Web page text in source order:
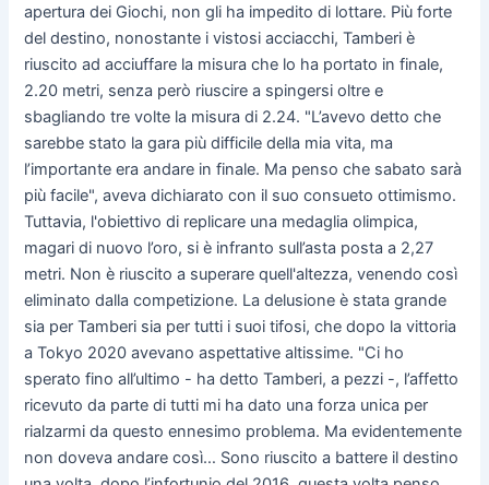
apertura dei Giochi, non gli ha impedito di lottare. Più forte
del destino, nonostante i vistosi acciacchi, Tamberi è
riuscito ad acciuffare la misura che lo ha portato in finale,
2.20 metri, senza però riuscire a spingersi oltre e
sbagliando tre volte la misura di 2.24. "L’avevo detto che
sarebbe stato la gara più difficile della mia vita, ma
l’importante era andare in finale. Ma penso che sabato sarà
più facile", aveva dichiarato con il suo consueto ottimismo.
Tuttavia, l'obiettivo di replicare una medaglia olimpica,
magari di nuovo l’oro, si è infranto sull’asta posta a 2,27
metri. Non è riuscito a superare quell'altezza, venendo così
eliminato dalla competizione. La delusione è stata grande
sia per Tamberi sia per tutti i suoi tifosi, che dopo la vittoria
a Tokyo 2020 avevano aspettative altissime. "Ci ho
sperato fino all’ultimo - ha detto Tamberi, a pezzi -, l’affetto
ricevuto da parte di tutti mi ha dato una forza unica per
rialzarmi da questo ennesimo problema. Ma evidentemente
non doveva andare così… Sono riuscito a battere il destino